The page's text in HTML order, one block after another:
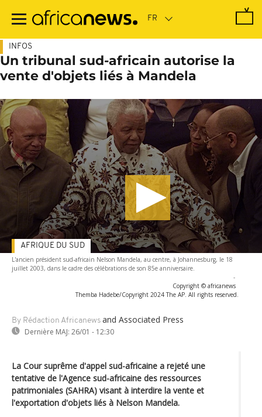
contenu
INFOS
Un tribunal sud-africain autorise la
vente d'objets liés à Mandela
L'ancien président sud-africain Nelson Mandela, au centre, à Johannesburg, le 18
juillet 2003, dans le cadre des célébrations de son 85e anniversaire.
-
Copyright © africanews
Themba Hadebe/Copyright 2024 The AP. All rights reserved.
By Rédaction Africanews and Associated Press
Dernière MAJ: 26/01 - 12:30
AFRIQUE DU SUD
La Cour suprême d'appel sud-africaine a rejeté une
tentative de l'Agence sud-africaine des ressources
patrimoniales (SAHRA) visant à interdire la vente et
l'exportation d'objets liés à Nelson Mandela.